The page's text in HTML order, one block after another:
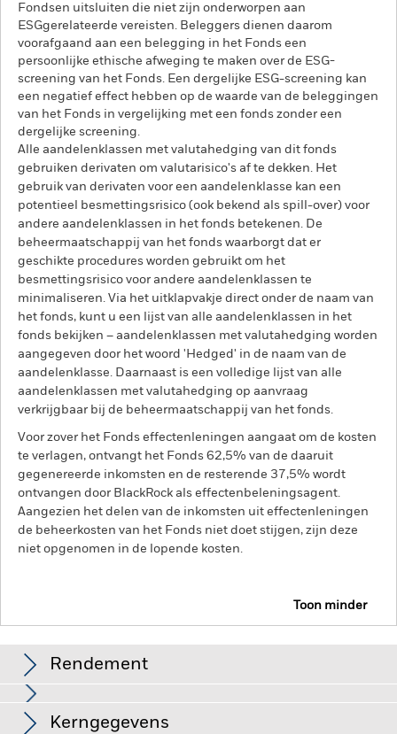
Fondsen uitsluiten die niet zijn onderworpen aan
ESGgerelateerde vereisten. Beleggers dienen daarom
voorafgaand aan een belegging in het Fonds een
persoonlijke ethische afweging te maken over de ESG-
screening van het Fonds. Een dergelijke ESG-screening kan
een negatief effect hebben op de waarde van de beleggingen
van het Fonds in vergelijking met een fonds zonder een
dergelijke screening.
Alle aandelenklassen met valutahedging van dit fonds
gebruiken derivaten om valutarisico's af te dekken. Het
gebruik van derivaten voor een aandelenklasse kan een
potentieel besmettingsrisico (ook bekend als spill-over) voor
andere aandelenklassen in het fonds betekenen. De
beheermaatschappij van het fonds waarborgt dat er
geschikte procedures worden gebruikt om het
besmettingsrisico voor andere aandelenklassen te
minimaliseren. Via het uitklapvakje direct onder de naam van
het fonds, kunt u een lijst van alle aandelenklassen in het
fonds bekijken – aandelenklassen met valutahedging worden
aangegeven door het woord 'Hedged' in de naam van de
aandelenklasse. Daarnaast is een volledige lijst van alle
aandelenklassen met valutahedging op aanvraag
verkrijgbaar bij de beheermaatschappij van het fonds.
Voor zover het Fonds effectenleningen aangaat om de kosten
te verlagen, ontvangt het Fonds 62,5% van de daaruit
gegenereerde inkomsten en de resterende 37,5% wordt
ontvangen door BlackRock als effectenbeleningsagent.
Aangezien het delen van de inkomsten uit effectenleningen
de beheerkosten van het Fonds niet doet stijgen, zijn deze
niet opgenomen in de lopende kosten.
Toon minder
Rendement
De waarde van aandelen en aandelengerelateerde effecten
Kerngegevens